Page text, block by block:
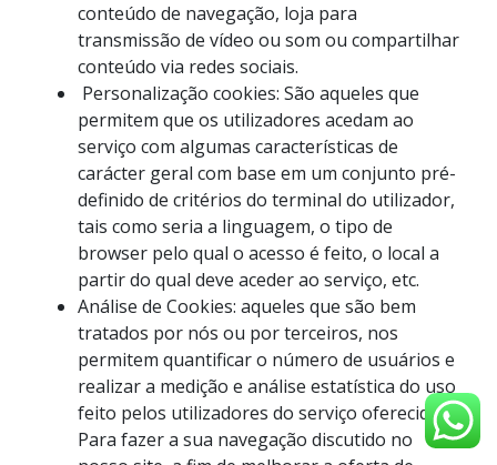
conteúdo de navegação, loja para
transmissão de vídeo ou som ou compartilhar
conteúdo via redes sociais.
Personalização cookies: São aqueles que
permitem que os utilizadores acedam ao
serviço com algumas características de
carácter geral com base em um conjunto pré-
definido de critérios do terminal do utilizador,
tais como seria a linguagem, o tipo de
browser pelo qual o acesso é feito, o local a
partir do qual deve aceder ao serviço, etc.
Análise de Cookies: aqueles que são bem
tratados por nós ou por terceiros, nos
permitem quantificar o número de usuários e
realizar a medição e análise estatística do uso
feito pelos utilizadores do serviço oferecido.
Para fazer a sua navegação discutido no